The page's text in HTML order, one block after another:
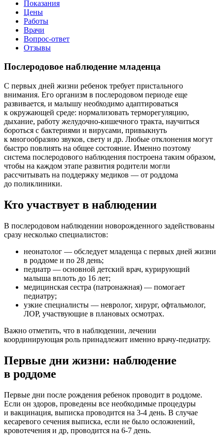
Показания
Цены
Работы
Врачи
Вопрос-ответ
Отзывы
Послеродовое наблюдение младенца
С первых дней жизни ребенок требует пристального
внимания. Его организм в послеродовом периоде еще
развивается, и малышу необходимо адаптироваться
к окружающей среде: нормализовать терморегуляцию,
дыхание, работу желудочно-кишечного тракта, научиться
бороться с бактериями и вирусами, привыкнуть
к многообразию звуков, свету и др. Любые отклонения могут
быстро повлиять на общее состояние. Именно поэтому
система послеродового наблюдения построена таким образом,
чтобы на каждом этапе развития родители могли
рассчитывать на поддержку медиков — от роддома
до поликлиники.
Кто участвует в наблюдении
В послеродовом наблюдении новорожденного задействованы
сразу несколько специалистов:
неонатолог — обследует младенца с первых дней жизни
в роддоме и по 28 день;
педиатр — основной детский врач, курирующий
малыша вплоть до 16 лет;
медицинская сестра (патронажная) — помогает
педиатру;
узкие специалисты — невролог, хирург, офтальмолог,
ЛОР, участвующие в плановых осмотрах.
Важно отметить, что в наблюдении, лечении
координирующая роль принадлежит именно врачу-педиатру.
Первые дни жизни: наблюдение
в роддоме
Первые дни после рождения ребенок проводит в роддоме.
Если он здоров, проведены все необходимые процедуры
и вакцинация, выписка проводится на 3-4 день. В случае
кесаревого сечения выписка, если не было осложнений,
кровотечения и др, проводится на 6-7 день.